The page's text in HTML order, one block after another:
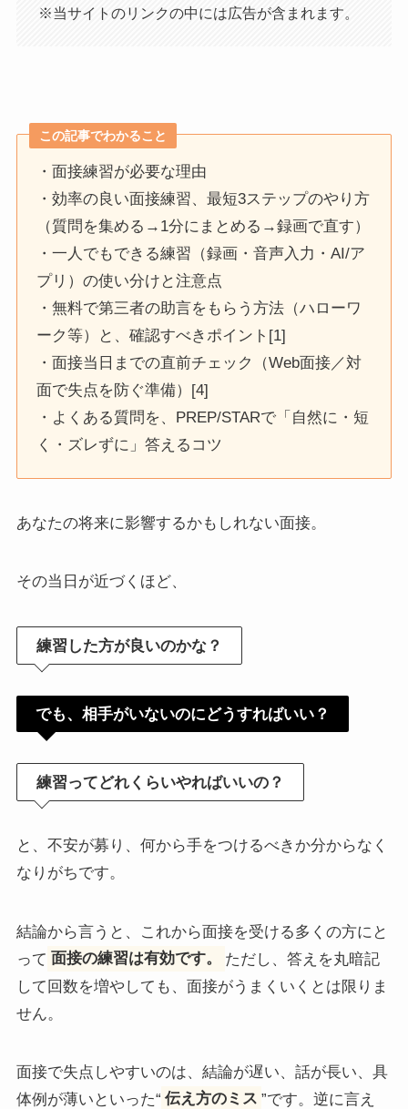
※当サイトのリンクの中には広告が含まれます。
この記事でわかること
・面接練習が必要な理由
・効率の良い面接練習、最短3ステップのやり方
（質問を集める→1分にまとめる→録画で直す）
・一人でもできる練習（録画・音声入力・AI/ア
プリ）の使い分けと注意点
・無料で第三者の助言をもらう方法（ハローワ
ーク等）と、確認すべきポイント[1]
・面接当日までの直前チェック（Web面接／対
面で失点を防ぐ準備）[4]
・よくある質問を、PREP/STARで「自然に・短
く・ズレずに」答えるコツ
あなたの将来に影響するかもしれない面接。
その当日が近づくほど、
練習した方が良いのかな？
でも、相手がいないのにどうすればいい？
練習ってどれくらいやればいいの？
と、不安が募り、何から手をつけるべきか分からなく
なりがちです。
結論から言うと、これから面接を受ける多くの方にと
って 面接の練習は有効です。
ただし、答えを丸暗記
して回数を増やしても、面接がうまくいくとは限りま
せん。
面接で失点しやすいのは、結論が遅い、話が長い、具
体例が薄いといった“ 伝え方のミス ”です。逆に言え